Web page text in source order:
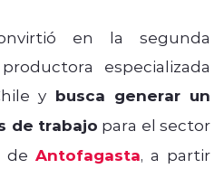
en la segunda
especializada
y busca generar un
de trabajo para el sector
deAntofagasta, a partir